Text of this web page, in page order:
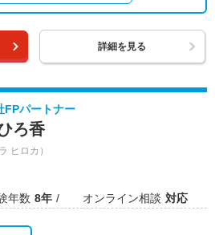
詳細を見る
FPパートナー
ろ香
ヒロカ）
年数 8年 オンライン相談 対応